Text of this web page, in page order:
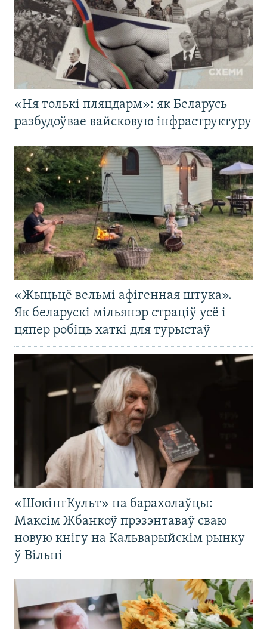
«Ня толькі пляцдарм»: як Беларусь
разбудоўвае вайсковую інфраструктуру
«Жыцьцё вельмі афігенная штука».
Як беларускі мільянэр страціў усё і
цяпер робіць хаткі для турыстаў
«ШокінгКульт» на барахолаўцы:
Максім Жбанкоў прэзэнтаваў сваю
новую кнігу на Кальварыйскім рынку
ў Вільні